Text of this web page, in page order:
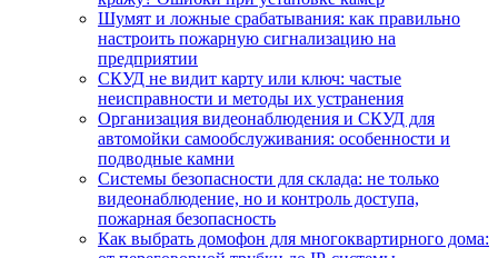
Шумят и ложные срабатывания: как правильно
настроить пожарную сигнализацию на
предприятии
СКУД не видит карту или ключ: частые
неисправности и методы их устранения
Организация видеонаблюдения и СКУД для
автомойки самообслуживания: особенности и
подводные камни
Системы безопасности для склада: не только
видеонаблюдение, но и контроль доступа,
пожарная безопасность
Как выбрать домофон для многоквартирного дома: